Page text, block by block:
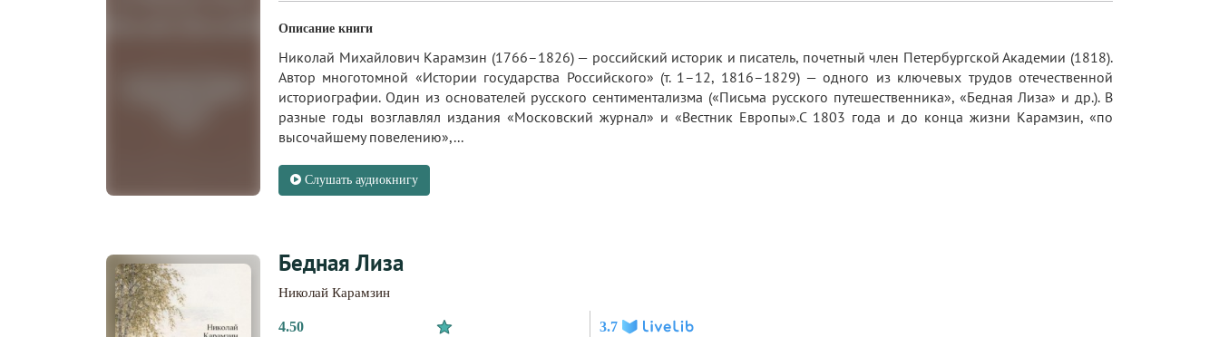
Описание книги
Николай Михайлович Карамзин (1766–1826) — российский историк и писатель, почетный член Петербургской Академии (1818).
Автор многотомной «Истории государства Российского» (т. 1–12, 1816–1829) — одного из ключевых трудов отечественной
историографии. Один из основателей русского сентиментализма («Письма русского путешественника», «Бедная Лиза» и др.). В
разные годы возглавлял издания «Московский журнал» и «Вестник Европы».С 1803 года и до конца жизни Карамзин, «по
высочайшему повелению»,...
Слушать аудиокнигу
Бедная Лиза
Николай Карамзин
4.50 3.7